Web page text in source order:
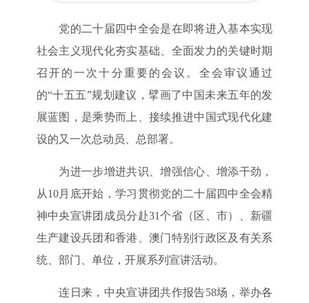
党的二十届四中全会是在即将进入基本实现
社会主义现代化夯实基础、全面发力的关键时期
召开的一次十分重要的会议。全会审议通过
的“十五五”规划建议，擘画了中国未来五年的发
展蓝图，是乘势而上、接续推进中国式现代化建
设的又一次总动员、总部署。
为进一步增进共识、增强信心、增添干劲，
从10月底开始，学习贯彻党的二十届四中全会精
神中央宣讲团成员分赴31个省（区、市）、新疆
生产建设兵团和香港、澳门特别行政区及有关系
统、部门、单位，开展系列宣讲活动。
连日来，中央宣讲团共作报告58场，举办各